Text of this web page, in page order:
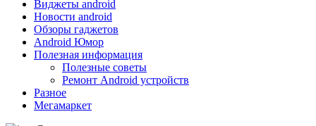
Виджеты android
Новости android
Обзоры гаджетов
Android Юмор
Полезная информация
Полезные советы
Ремонт Android устройств
Разное
Мегамаркет